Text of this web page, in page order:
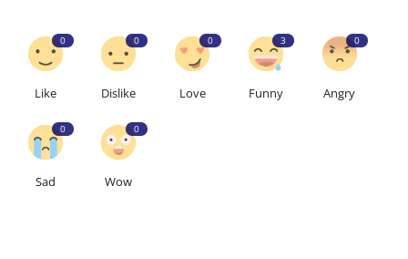
0
Like
0
Dislike
0
Love
3
Funny
0
Angry
0
Sad
0
Wow